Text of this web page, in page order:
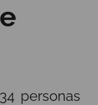
personas